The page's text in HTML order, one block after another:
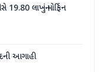
લાખનું મોર્ફિન
આગાહી